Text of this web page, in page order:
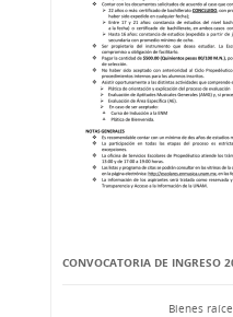
CONVOCATORIA DE INGRESO
Bienes